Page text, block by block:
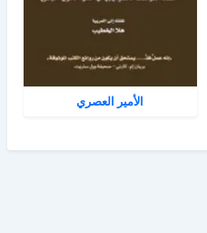
الأمير العصري